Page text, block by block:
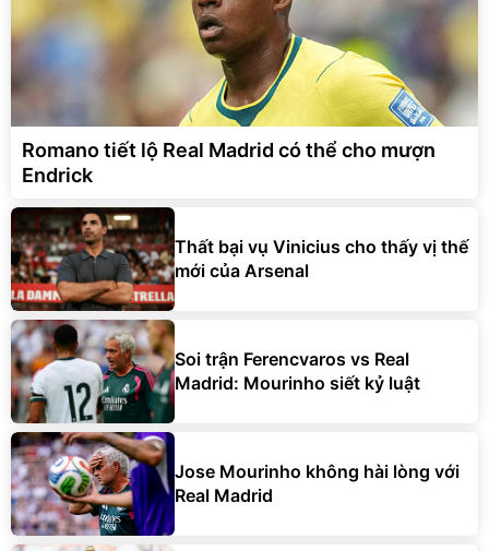
Romano tiết lộ Real Madrid có thể cho mượn
Endrick
Thất bại vụ Vinicius cho thấy vị thế
mới của Arsenal
Soi trận Ferencvaros vs Real
Madrid: Mourinho siết kỷ luật
Jose Mourinho không hài lòng với
Real Madrid